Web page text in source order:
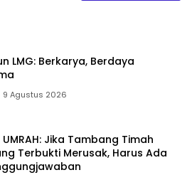
LMG: Berkarya, Berdaya
9 Agustus 2026
UMRAH: Jika Tambang Timah
Terbukti Merusak, Harus Ada